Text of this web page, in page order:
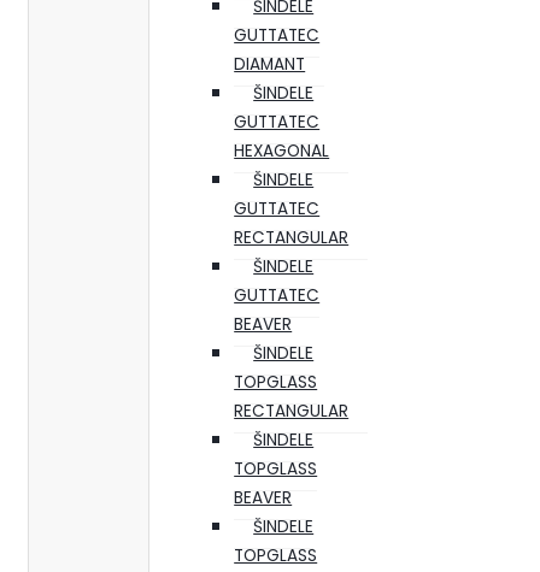
ŠINDELE
GUTTATEC
DIAMANT
ŠINDELE
GUTTATEC
HEXAGONAL
ŠINDELE
GUTTATEC
RECTANGULAR
ŠINDELE
GUTTATEC
BEAVER
ŠINDELE
TOPGLASS
RECTANGULAR
ŠINDELE
TOPGLASS
BEAVER
ŠINDELE
TOPGLASS